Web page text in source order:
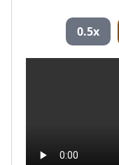
0.5x